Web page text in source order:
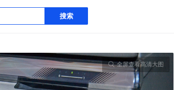
搜索
全屏查看高清大图